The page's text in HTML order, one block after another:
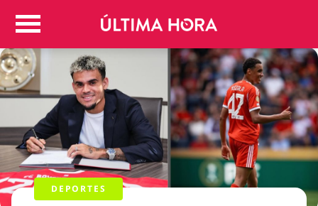
Colombia
Judicial
Politica
Regiones
Deportes
Positivas
Entretenimiento
Vida
Mundo
DEPORTES